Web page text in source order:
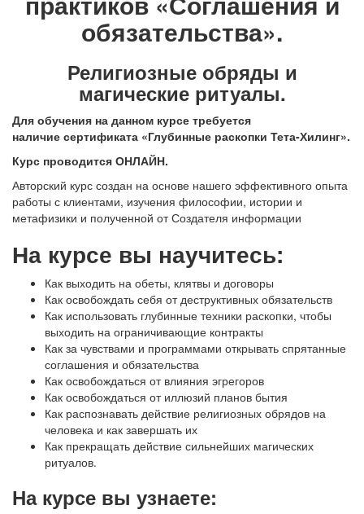
обязательства».
Религиозные обряды и
магические ритуалы.
Для обучения на данном курсе требуется
наличие сертификата «Глубинные раскопки Тета-Хилинг».
Курс проводится ОНЛАЙН.
Авторский курс создан на основе нашего эффективного опыта
работы с клиентами, изучения философии, истории и
метафизики и полученной от Создателя информации
На курсе вы научитесь:
Как выходить на обеты, клятвы и договоры
Как освобождать себя от деструктивных обязательств
Как использовать глубинные техники раскопки, чтобы
выходить на ограничивающие контракты
Как за чувствами и программами открывать спрятанные
соглашения и обязательства
Как освобождаться от влияния эгрегоров
Как освобождаться от иллюзий планов бытия
Как распознавать действие религиозных обрядов на
человека и как завершать их
Как прекращать действие сильнейших магических
ритуалов.
На курсе вы узнаете: